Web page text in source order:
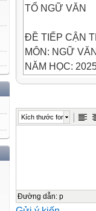
TỔ NGỮ VĂN
ĐỀ TIẾP CẬN
MÔN: NGỮ
NĂM HỌC:
Họ và tên
Nhà Hát Lớn,
Kích thước font
Đường dẫn: p